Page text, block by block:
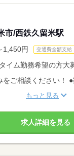
市/西鉄久留米駅
1,450円 交通費全額支給
イム勤務希望の方大
をご相談ください！
もっと見る
求人詳細を見る